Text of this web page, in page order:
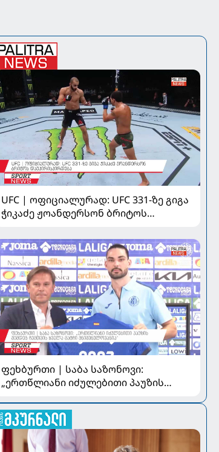
UFC | ოფიციალურად: UFC 331-ზე გიგა
ჭიკაძე ჟოანდერსონ ბრიტოს
ფეხბურთი | საბა საზონოვი:
„ერთწლიანი იძულებითი პაუზის
მნიშვნელოვანია“